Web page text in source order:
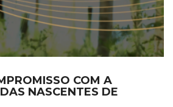
COM A
NASCENTES DE